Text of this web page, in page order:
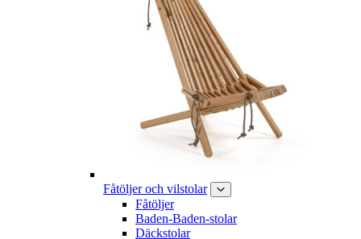
Fåtöljer och vilstolar
Fåtöljer
Baden-Baden-stolar
Däckstolar